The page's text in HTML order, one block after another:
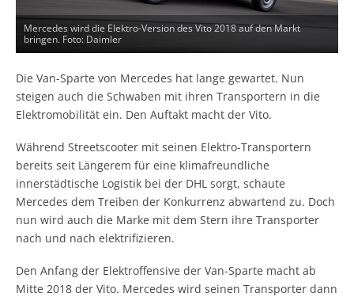
Mercedes wird die Elektro-Version des Vito 2018 auf den Markt
bringen. Foto: Daimler
Die Van-Sparte von Mercedes hat lange gewartet. Nun
steigen auch die Schwaben mit ihren Transportern in die
Elektromobilität ein. Den Auftakt macht der Vito.
Während Streetscooter mit seinen Elektro-Transportern
bereits seit Längerem für eine klimafreundliche
innerstädtische Logistik bei der DHL sorgt, schaute
Mercedes dem Treiben der Konkurrenz abwartend zu. Doch
nun wird auch die Marke mit dem Stern ihre Transporter
nach und nach elektrifizieren.
Den Anfang der Elektroffensive der Van-Sparte macht ab
Mitte 2018 der Vito. Mercedes wird seinen Transporter dann